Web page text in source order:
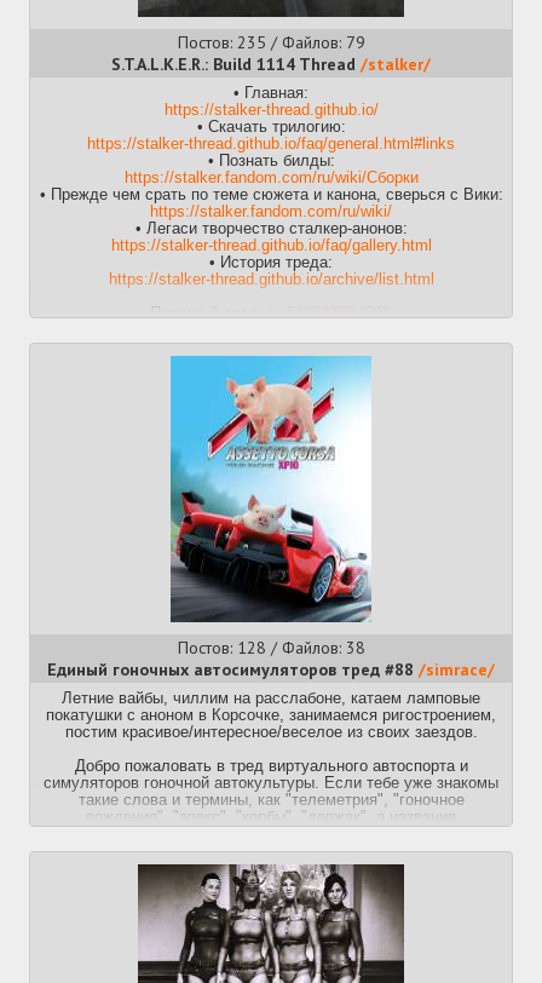
Постов: 235 / Файлов: 79
S.T.A.L.K.E.R.: Build 1114 Thread /stalker/
• Главная:
https://stalker-thread.github.io/
• Скачать трилогию:
https://stalker-thread.github.io/faq/general.html#links
• Познать билды:
https://stalker.fandom.com/ru/wiki/Сборки
• Прежде чем срать по теме сюжета и канона, сверься с Вики:
https://stalker.fandom.com/ru/wiki/
• Легаси творчество сталкер-анонов:
https://stalker-thread.github.io/faq/gallery.html
• История треда:
https://stalker-thread.github.io/archive/list.html
>>51224279 (OP)
Постов: 128 / Файлов: 38
Единый гоночных автосимуляторов тред #88 /simrace/
Летние вайбы, чиллим на расслабоне, катаем ламповые
покатушки с аноном в Корсочке, занимаемся ригостроением,
постим красивое/интересное/веселое из своих заездов.
Добро пожаловать в тред виртуального автоспорта и
симуляторов гоночной автокультуры. Если тебе уже знакомы
такие слова и термины, как "телеметрия", "гоночное
вождение", "апекс", "кербы", "держак", а названия
пустой звук, то ты попал по адресу. Даже если ты просто
любишь дорожные спорткары и готов погрузиться в мир их
виртуальной симуляции, более детальной чем NFS и FH.
Итак, если ты собрался с духом и морально готов примерять
на себя виртуальный шлем, то вперед, анон, к вершинам
гоночной симуляции.
Автосимы сегодня представлены как никогда широким
спектром наименований. Но все их можно условно (временами